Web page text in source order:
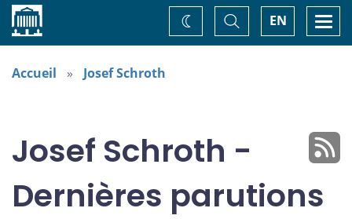
Accueil EN
Basculer
la
recherche
Changez
de
Accueil Josef Schroth
Josef Schroth -
Dernières parutions